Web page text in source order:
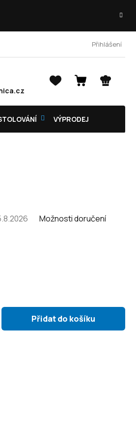
Přihlášení
NÁKUPNÍ
VÝPRODEJ
Možnosti doručení
Přidat do košíku